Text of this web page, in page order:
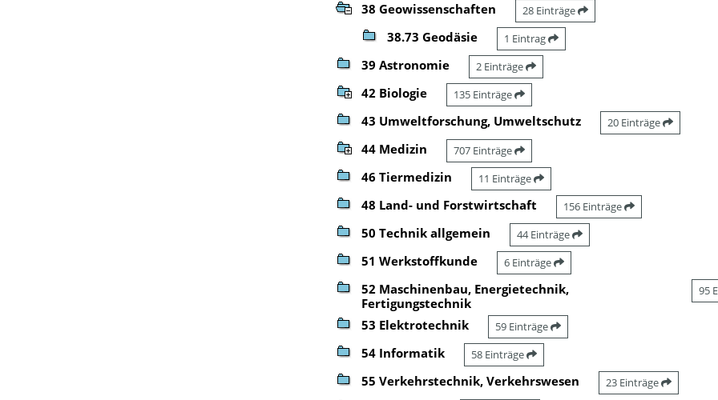
38 Geowissenschaften 28 Einträge
38.73 Geodäsie 1 Eintrag
39 Astronomie 2 Einträge
42 Biologie 135 Einträge
43 Umweltforschung, Umweltschutz 20 Einträge
44 Medizin 707 Einträge
46 Tiermedizin 11 Einträge
48 Land- und Forstwirtschaft 156 Einträge
50 Technik allgemein 44 Einträge
51 Werkstoffkunde 6 Einträge
52 Maschinenbau, Energietechnik,
Fertigungstechnik
95
53 Elektrotechnik 59 Einträge
54 Informatik 58 Einträge
55 Verkehrstechnik, Verkehrswesen 23 Einträge